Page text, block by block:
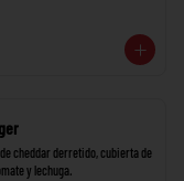
cheddar derretido, cubierta de
y lechuga.